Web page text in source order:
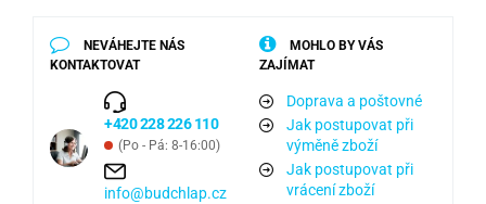
NEVÁHEJTE NÁS
KONTAKTOVAT
+420 228 226 110
(Po - Pá: 8-16:00)
info@budchlap.cz
MOHLO BY VÁS
ZAJÍMAT
Doprava a poštovné
Jak postupovat při
výměně zboží
Jak postupovat při
vrácení zboží